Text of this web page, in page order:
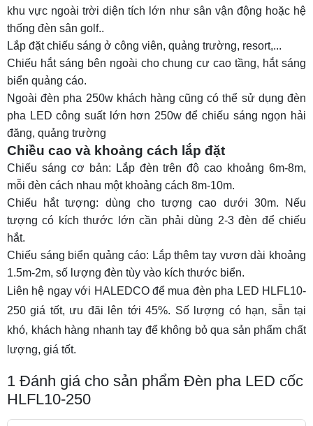
khu vực ngoài trời diện tích lớn như sân vận động hoặc hệ
thống đèn sân golf..
Lắp đặt chiếu sáng ở công viên, quảng trường, resort,...
Chiếu hắt sáng bên ngoài cho chung cư cao tầng, hắt sáng
biển quảng cáo.
Ngoài đèn pha 250w khách hàng cũng có thể sử dụng đèn
pha LED công suất lớn hơn 250w để chiếu sáng ngọn hải
đăng, quảng trường
Chiều cao và khoảng cách lắp đặt
Chiếu sáng cơ bản:
Lắp đèn trên độ cao khoảng 6m-8m,
mỗi đèn cách nhau một khoảng cách 8m-10m.
Chiếu hắt tượng: dùng cho tượng cao dưới 30m. Nếu
tượng có kích thước lớn cần phải dùng 2-3 đèn để chiếu
hắt.
Chiếu sáng biển quảng cáo: Lắp thêm tay vươn dài khoảng
1.5m-2m, số lượng đèn tùy vào kích thước biển.
Liên hệ ngay với HALEDCO để mua đèn pha LED HLFL10-
250 giá tốt, ưu đãi lên tới 45%. Số lượng có hạn, sẵn tại
khó, khách hàng nhanh tay để không bỏ qua sản phẩm chất
lượng, giá tốt.
1 Đánh giá cho sản phẩm Đèn pha LED cốc
HLFL10-250